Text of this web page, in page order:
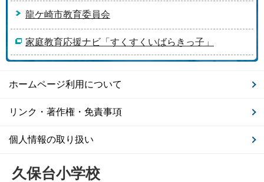
龍ケ崎市教育委員会
家庭教育応援ナビ「すくすくいばらきっ子」
ホームページ利用について
リンク・著作権・免責事項
個人情報の取り扱い
久保台小学校